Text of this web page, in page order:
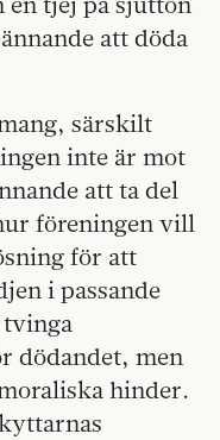
att döda
särskilt
inte är mot
att ta del
föreningen vill
för att
i passande
dödandet, men
hinder.